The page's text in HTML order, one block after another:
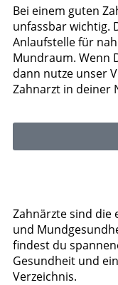
Bei einem guten
unfassbar wichtig.
Anlaufstelle für
Mundraum. Wenn
dann nutze unser
Zahnarzt in deiner
Zahnärzte sind die
und
findest du
Gesundheit und
Verzeichnis.